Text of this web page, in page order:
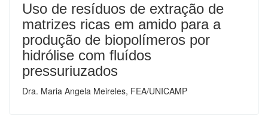
Uso de resíduos de extração de
matrizes ricas em amido para a
produção de biopolímeros por
hidrólise com fluídos
pressuriuzados
Dra. Maria Angela Meireles, FEA/UNICAMP